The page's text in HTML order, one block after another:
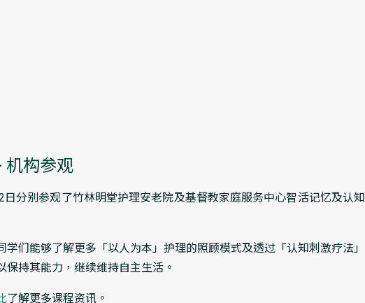
机构参观
日分别参观了竹林明堂护理安老院及基督教家庭服务中心智活记忆及认知
们能够了解更多「以人为本」护理的照顾模式及透过「认知刺激疗法」
持其能力，继续维持自主生活。
了解更多课程资讯。